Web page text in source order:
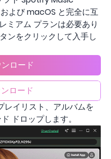
よび macOS と完全に互
ミアム プランは必要あり
ンをクリックして入手し
ロード
ロード
イリスト、アルバムを
ドロップします。